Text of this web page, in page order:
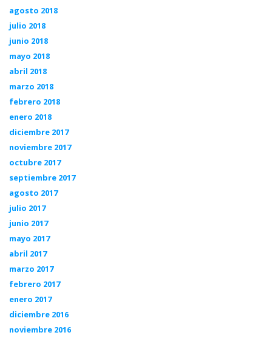
agosto 2018
julio 2018
junio 2018
mayo 2018
abril 2018
marzo 2018
febrero 2018
enero 2018
diciembre 2017
noviembre 2017
octubre 2017
septiembre 2017
agosto 2017
julio 2017
junio 2017
mayo 2017
abril 2017
marzo 2017
febrero 2017
enero 2017
diciembre 2016
noviembre 2016